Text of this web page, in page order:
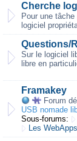
Cherche
Pour une
logiciel
Questions/
Sur le logiciel
libre en
Framakey
Forum
USB nomade
Sous-forums:
Les WebApps